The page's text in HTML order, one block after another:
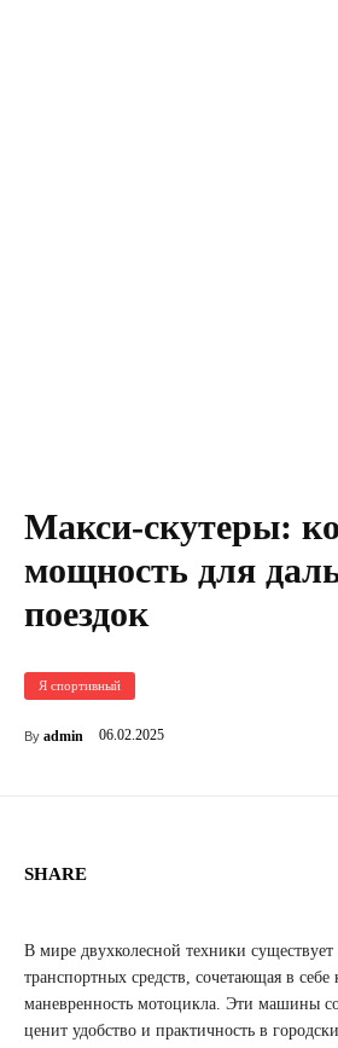
Макси-скутеры:
мощность для
поездок
Я спортивный
By admin 06.02.2025
SHARE
В мире двухколесной техники существует
транспортных средств, сочетающая в
маневренность мотоцикла. Эти машины
ценит удобство и практичность в